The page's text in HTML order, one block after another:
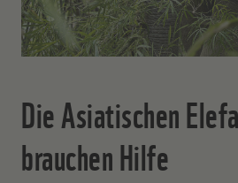
Die Asiatischen
brauchen Hilfe